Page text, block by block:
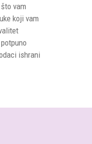
vam
koji vam
ishrani